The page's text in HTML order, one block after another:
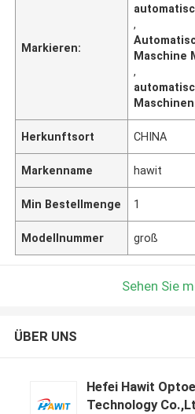
Markieren:
,
Maschine
,
Maschinen
Herkunftsort CHINA
Markenname hawit
Min Bestellmenge 1
Modellnummer groß
Sehen Sie
ÜBER UNS
Hefei Hawit
Technology